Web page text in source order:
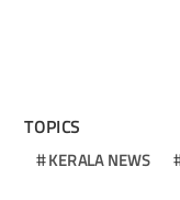
TOPICS
KERALA NEWS